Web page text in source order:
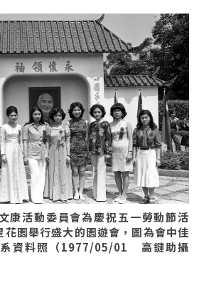
康活動委員會為慶祝五一勞動節活
園舉行盛大的園遊會，圖為會中佳
系資料照（1977/05/01 高鍵助攝